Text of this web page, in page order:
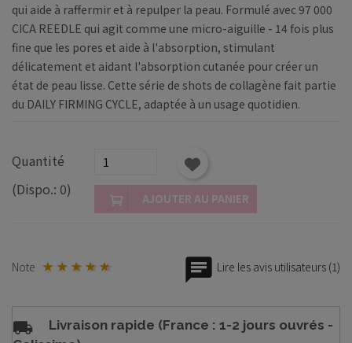
qui aide à raffermir et à repulper la peau. Formulé avec 97 000
CICA REEDLE qui agit comme une micro-aiguille - 14 fois plus
fine que les pores et aide à l'absorption, stimulant
délicatement et aidant l'absorption cutanée pour créer un
état de peau lisse. Cette série de shots de collagène fait partie
du DAILY FIRMING CYCLE, adaptée à un usage quotidien.
Quantité
(Dispo.: 0)
AJOUTER AU PANIER
Note Lire les avis utilisateurs (1)
Livraison rapide (France : 1-2 jours ouvrés -